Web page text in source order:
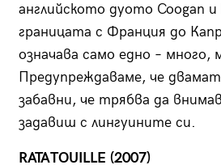
английското дуото Coogan
границата с Франция до
означава само едно – много,
Предупреждаваме, че
забавни, че трябва да
задавиш с лингуините си.
RATAТOUILLE (2007)